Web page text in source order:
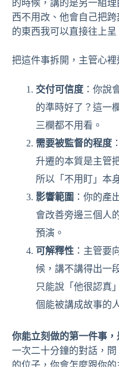
的時候，講的是另一組
西不用改、他會自己把
的東西我可以直接往上呈
把這件事拆開，主管心裡
交付可信度 ：你說
的準時好了？這一
三欄都不用看。
需要被監督的程度
升遷的本質是主管
所以「不用盯」本
影響範圍 ：你的產
會改善旁邊三個人
預演。
可解釋性 ：主管要
候，講不講得出一
只能說「他很認真
個能被講成故事的
你能立刻做的第一件事，
一次二十分鐘的對話，
的位子，你會怎麼跟你